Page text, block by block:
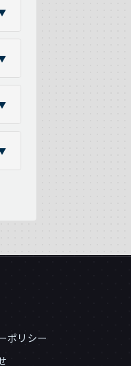
ポリシー